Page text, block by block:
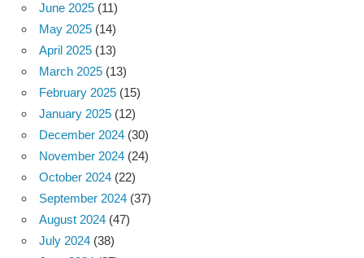
June 2025 (11)
May 2025 (14)
April 2025 (13)
March 2025 (13)
February 2025 (15)
January 2025 (12)
December 2024 (30)
November 2024 (24)
October 2024 (22)
September 2024 (37)
August 2024 (47)
July 2024 (38)